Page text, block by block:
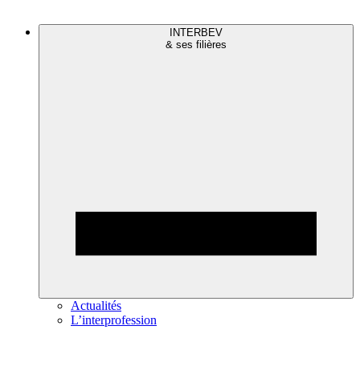
INTERBEV
& ses filières
Actualités
L’interprofession